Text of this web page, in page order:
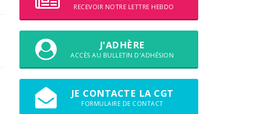
RECEVOIR NOTRE LETTRE HEBDO
J'ADHÈRE
ACCÈS AU BULLETIN D'ADHÉSION
JE CONTACTE LA CGT
FORMULAIRE DE CONTACT